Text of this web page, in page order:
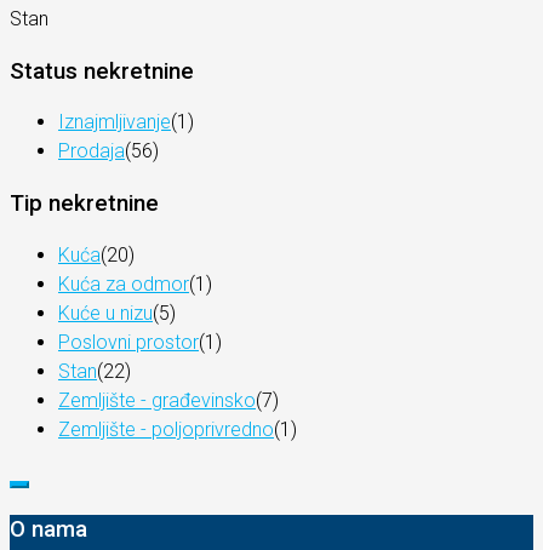
Stan
Status nekretnine
Iznajmljivanje(1)
Prodaja(56)
Tip nekretnine
Kuća(20)
Kuća za odmor(1)
Kuće u nizu(5)
Poslovni prostor(1)
Stan(22)
Zemljište - građevinsko(7)
Zemljište - poljoprivredno(1)
O nama